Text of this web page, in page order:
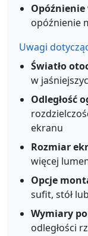
Opóźnienie
opóźnienie
Uwagi
Światło
w
Odległość
ekranu
Rozmiar
więcej
Opcje
sufit, stół
Wymiary
odległości